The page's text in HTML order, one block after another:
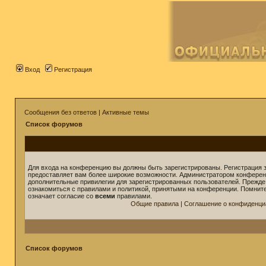
Вход Регистрация
Сообщения без ответов | Активные темы
Список форумов
Для входа на конференцию вы должны быть зарегистрированы. Регистрация
предоставляет вам более широкие возможности. Администратором
дополнительные привилегии для зарегистрированных пользователей.
ознакомиться с правилами и политикой, принятыми на конференции.
означает согласие со всеми правилами.
Общие правила| Соглашение о
Список форумов